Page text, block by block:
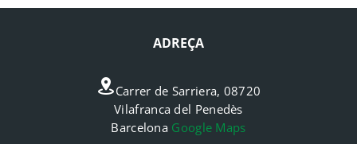
ADREÇA
Carrer de Sarriera, 08720
Vilafranca del Penedès
Barcelona Google Maps